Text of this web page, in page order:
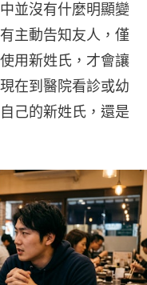
並沒有什麼明顯變
主動告知友人，僅
用新姓氏，才會讓
在到醫院看診或幼
己的新姓氏，還是